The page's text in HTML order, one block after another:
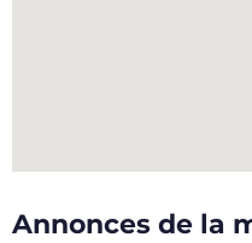
Annonces de la